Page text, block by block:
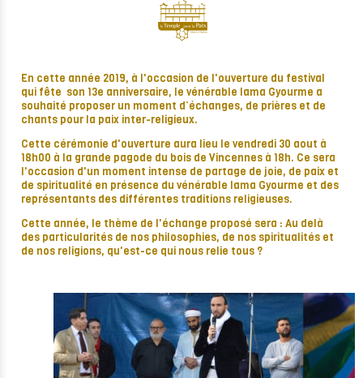
En cette année 2019, à l'occasion de l'ouverture du festival
qui fête son 13e anniversaire, le vénérable lama Gyourme a
souhaité proposer un moment d’échanges, de prières et de
chants pour la paix inter-religieux.
Cette cérémonie d'ouverture aura lieu le vendredi 30 aout à
18h00 à la grande pagode du bois de Vincennes à 18h. Ce sera
l'occasion d'un moment intense de partage de joie, de paix et
de spiritualité en présence du vénérable lama Gyourme et des
représentants des différentes traditions religieuses.
Cette année, le thème de l'échange proposé sera : Au delà
des particularités de nos philosophies, de nos spiritualités et
de nos religions, qu'est-ce qui nous relie tous ?